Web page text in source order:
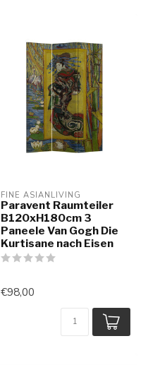
FINE ASIANLIVING
Paravent Raumteiler
B120xH180cm 3
Paneele Van Gogh Die
Kurtisane nach Eisen
€98,00